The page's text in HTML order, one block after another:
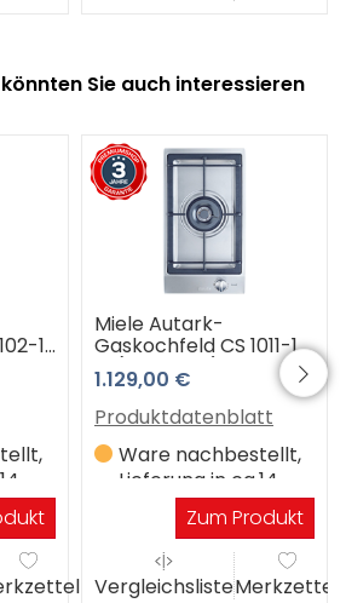
Sie auch interessieren
1
Miele Autark-
Gaskochfeld CS 1011-1
G (Edelstahl) 3 Jahre
Premiumshop
Garantie
1.129,00 €
Produktdatenblatt
Ware nachbestellt,
Lieferung in ca.14
WerktagenZum Produkt
VergleichslisteMerkzettel